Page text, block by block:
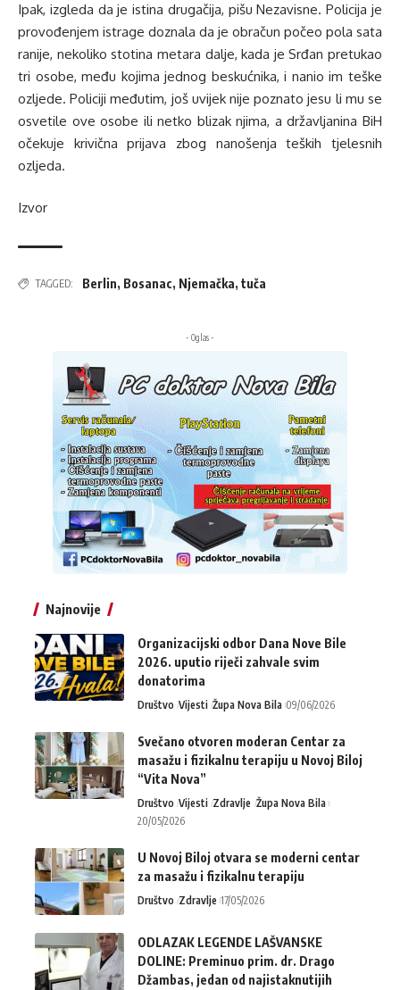
Ipak, izgleda da je istina drugačija, pišu Nezavisne. Policija je
provođenjem istrage doznala da je obračun počeo pola sata
ranije, nekoliko stotina metara dalje, kada je Srđan pretukao
tri osobe, među kojima jednog beskućnika, i nanio im teške
ozljede. Policiji međutim, još uvijek nije poznato jesu li mu se
osvetile ove osobe ili netko blizak njima, a državljanina BiH
očekuje krivična prijava zbog nanošenja teških tjelesnih
ozljeda.
Izvor
TAGGED: Berlin, Bosanac, Njemačka, tuča
- Oglas -
Najnovije
Organizacijski odbor Dana Nove Bile
2026. uputio riječi zahvale svim
donatorima
Društvo Vijesti Župa Nova Bila 09/06/2026
Svečano otvoren moderan Centar za
masažu i fizikalnu terapiju u Novoj Biloj
“Vita Nova”
Društvo Vijesti Zdravlje Župa Nova Bila
20/05/2026
U Novoj Biloj otvara se moderni centar
za masažu i fizikalnu terapiju
Društvo Zdravlje 17/05/2026
ODLAZAK LEGENDE LAŠVANSKE
DOLINE: Preminuo prim. dr. Drago
Džambas, jedan od najistaknutijih